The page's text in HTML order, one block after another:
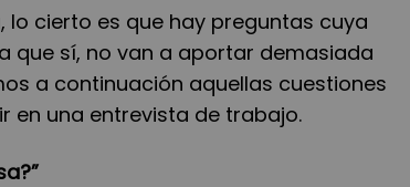
lo cierto es que hay preguntas cuya
que sí, no van a aportar demasiada
a continuación aquellas cuestiones
en una entrevista de trabajo.